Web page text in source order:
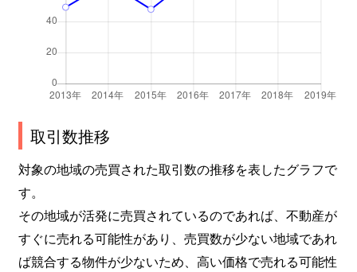
東桜 100万円
高岳
前浪町
990万円
砂田橋
明倫町
明倫町
4,500万円
大曽根
矢田
2,100万円
ナゴヤドーム前矢田
矢田南
4,000万円
大曽根
取引数推移
対象の地域の売買された取引数の推移を表したグラフで
す。
その地域が活発に売買されているのであれば、不動産が
すぐに売れる可能性があり、売買数が少ない地域であれ
ば競合する物件が少ないため、高い価格で売れる可能性